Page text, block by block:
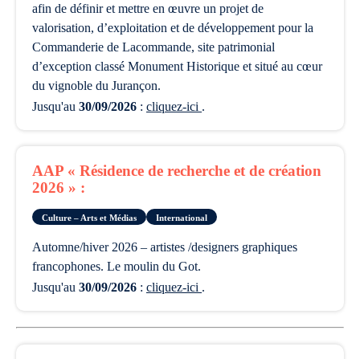
afin de définir et mettre en œuvre un projet de
valorisation, d’exploitation et de développement pour la
Commanderie de Lacommande, site patrimonial
d’exception classé Monument Historique et situé au cœur
du vignoble du Jurançon.
Jusqu'au 30/09/2026 : cliquez-ici .
AAP « Résidence de recherche et de création
2026 » :
Culture – Arts et Médias International
automne/hiver 2026 – artistes /designers graphiques
francophones. Le moulin du Got.
Jusqu'au 30/09/2026 : cliquez-ici .